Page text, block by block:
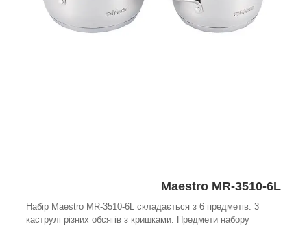
Maestro MR-3510-6L
Набір Maestro MR-3510-6L складається з 6 предметів: 3
каструлі різних обсягів з кришками. Предмети набору